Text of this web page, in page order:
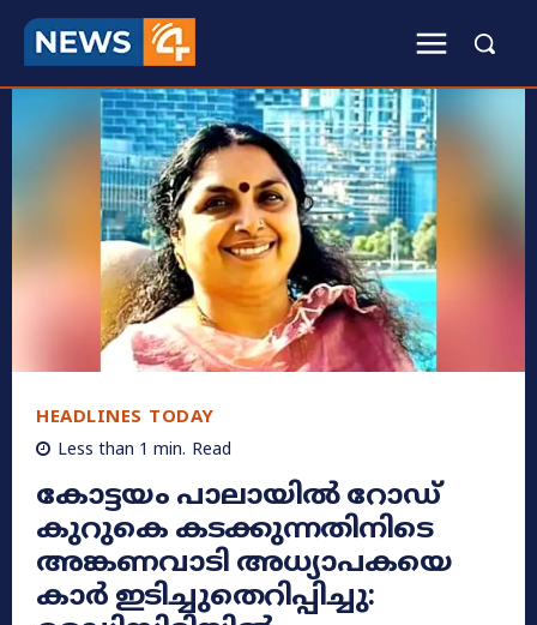
HEADLINES TODAY
Less than 1 min. Read
കോട്ടയം പാലായിൽ റോഡ്
കുറുകെ കടക്കുന്നതിനിടെ
അങ്കണവാടി അധ്യാപകയെ
കാർ ഇടിച്ചുതെറിപ്പിച്ചു: